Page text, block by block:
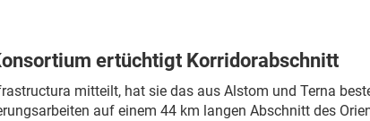
ertüchtigt Korridorabschnitt
mitteilt, hat sie das aus Alstom und Terna
auf einem 44 km langen Abschnitt des